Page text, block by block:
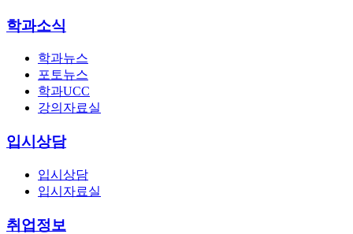
학과소식
학과뉴스
포토뉴스
학과UCC
강의자료실
입시상담
입시상담
입시자료실
취업정보